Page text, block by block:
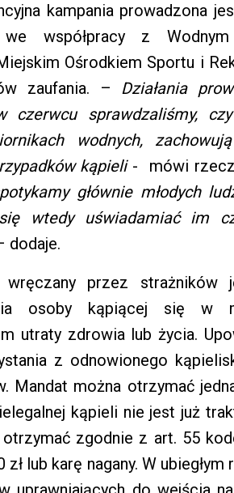
kampania prowadzona
współpracy z
Ośrodkiem Sportu i
zaufania. – Działania
czerwcu sprawdzaliśmy,
wodnych,
kąpieli - mówi
głównie młodych
wtedy uświadamiać im
dodaje.
wręczany przez
osoby kąpiącej się w
utraty zdrowia lub życia.
z odnowionego
Mandat można otrzymać
kąpieli nie jest już
zgodnie z art. 55
zł lub karę nagany. W